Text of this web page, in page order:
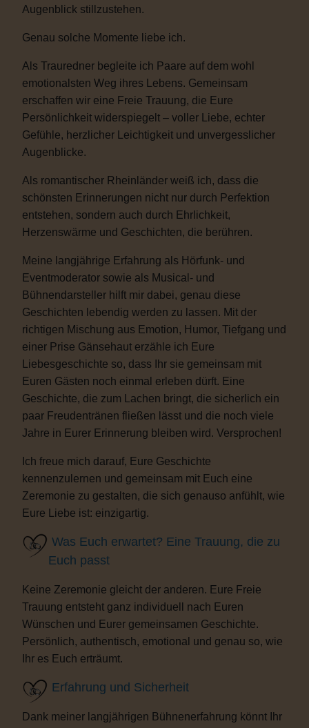
Augenblick stillzustehen.
Genau solche Momente liebe ich.
Als Trauredner begleite ich Paare auf dem wohl
emotionalsten Weg ihres Lebens. Gemeinsam
erschaffen wir eine Freie Trauung, die Eure
Persönlichkeit widerspiegelt – voller Liebe, echter
Gefühle, herzlicher Leichtigkeit und unvergesslicher
Augenblicke.
Als romantischer Rheinländer weiß ich, dass die
schönsten Erinnerungen nicht nur durch Perfektion
entstehen, sondern auch durch Ehrlichkeit,
Herzenswärme und Geschichten, die berühren.
Meine langjährige Erfahrung als Hörfunk- und
Eventmoderator sowie als Musical- und
Bühnendarsteller hilft mir dabei, genau diese
Geschichten lebendig werden zu lassen. Mit der
richtigen Mischung aus Emotion, Humor, Tiefgang und
einer Prise Gänsehaut erzähle ich Eure
Liebesgeschichte so, dass Ihr sie gemeinsam mit
Euren Gästen noch einmal erleben dürft. Eine
Geschichte, die zum Lachen bringt, die sicherlich ein
paar Freudentränen fließen lässt und die noch viele
Jahre in Eurer Erinnerung bleiben wird. Versprochen!
Ich freue mich darauf, Eure Geschichte
kennenzulernen und gemeinsam mit Euch eine
Zeremonie zu gestalten, die sich genauso anfühlt, wie
Eure Liebe ist: einzigartig.
Was Euch erwartet? Eine Trauung, die zu
Euch passt
Keine Zeremonie gleicht der anderen. Eure Freie
Trauung entsteht ganz individuell nach Euren
Wünschen und Eurer gemeinsamen Geschichte.
Persönlich, authentisch, emotional und genau so, wie
Ihr es Euch erträumt.
Erfahrung und Sicherheit
Dank meiner langjährigen Bühnenerfahrung könnt Ihr